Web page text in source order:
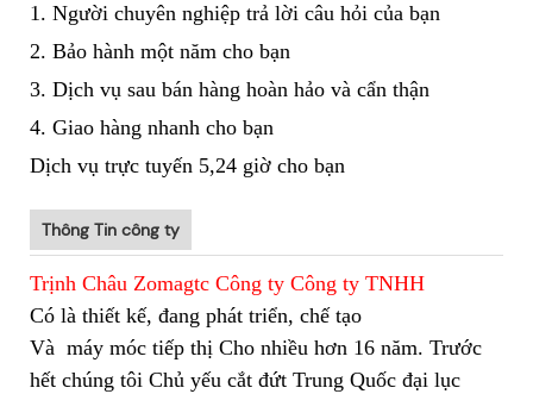
1. Người chuyên nghiệp trả lời câu hỏi của bạn
2. Bảo hành một năm cho bạn
3. Dịch vụ sau bán hàng hoàn hảo và cẩn thận
4. Giao hàng nhanh cho bạn
Dịch vụ trực tuyến 5,24 giờ cho bạn
Thông Tin công ty
Trịnh Châu Zomagtc Công ty Công ty TNHH
Có là thiết kế, đang phát triển, chế tạo
Và máy móc tiếp thị Cho nhiều hơn 16 năm. Trước
hết chúng tôi Chủ yếu cắt đứt Trung Quốc đại lục